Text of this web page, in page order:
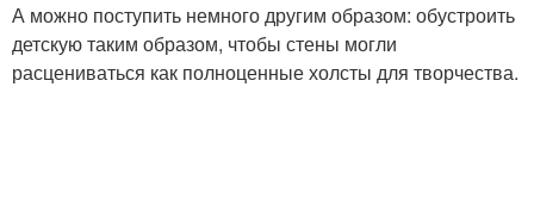
А можно поступить немного другим образом: обустроить
детскую таким образом, чтобы стены могли
расцениваться как полноценные холсты для творчества.